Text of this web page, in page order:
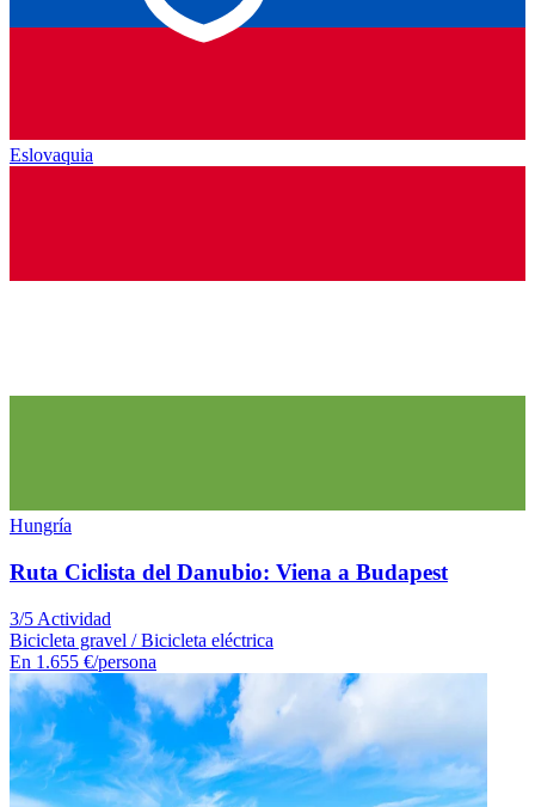
Eslovaquia
Hungría
Ruta Ciclista del Danubio: Viena a Budapest
3/5 Actividad
Bicicleta gravel / Bicicleta eléctrica
En 1.655 €/persona